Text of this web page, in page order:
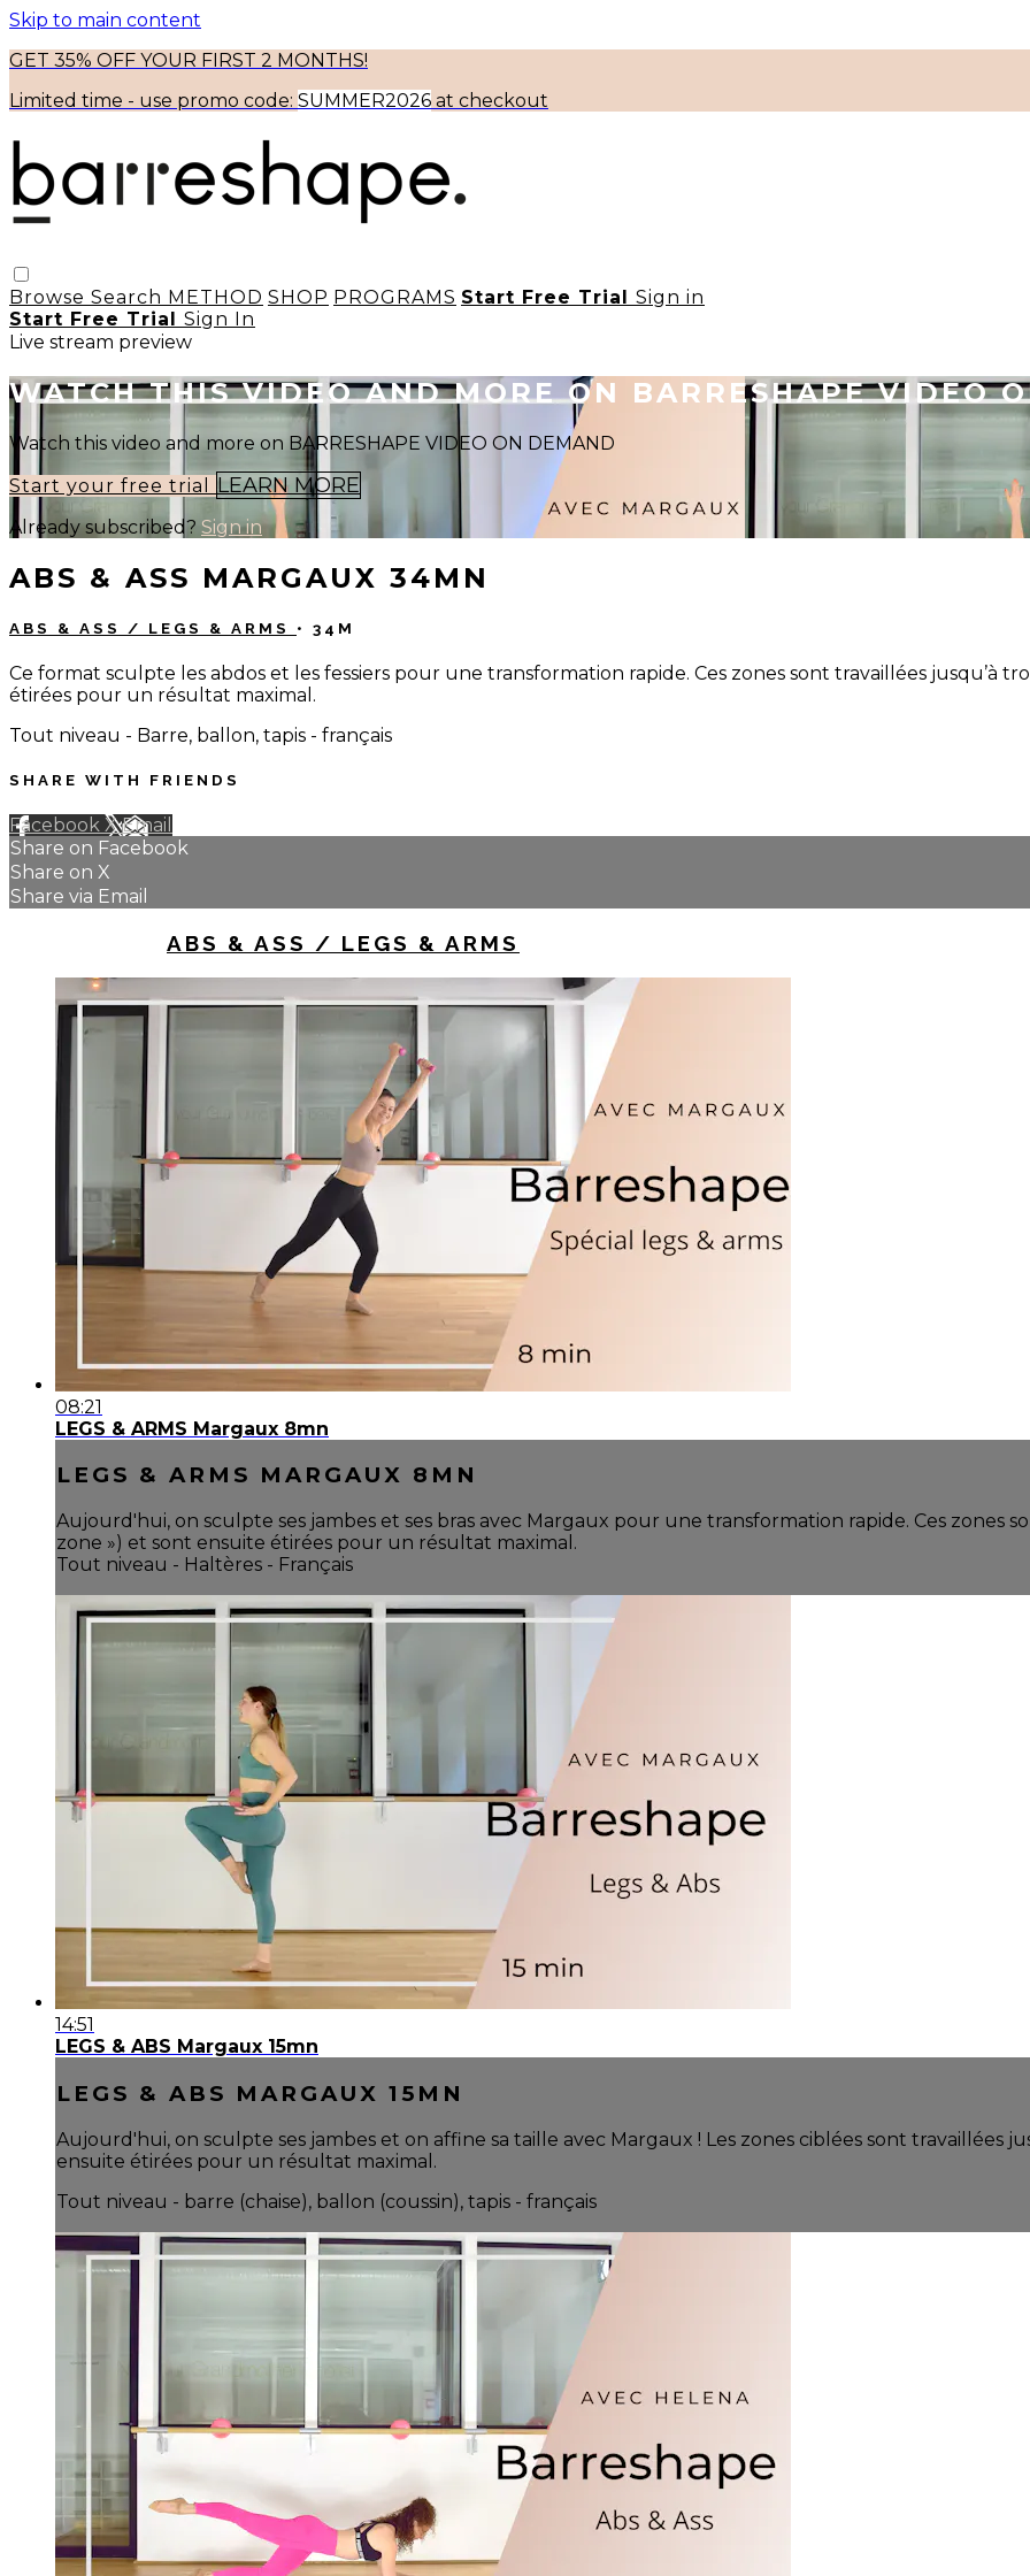
Skip to main content
GET 35% OFF YOUR FIRST 2 MONTHS!
Limited time - use promo code: SUMMER2026 at checkout
Browse Search METHOD SHOP PROGRAMS Start Free Trial Sign in
Start Free Trial Sign In
Live stream preview
WATCH THIS VIDEO AND MORE ON BARRESHAPE VIDEO
Watch this video and more on BARRESHAPE VIDEO ON DEMAND
Start your free trial LEARN MORE
Already subscribed? Sign in
ABS & ASS MARGAUX 34MN
ABS & ASS / LEGS & ARMS • 34M
Ce format sculpte les abdos et les fessiers pour une transformation rapide. Ces zones sont travaillées jusqu’à
étirées pour un résultat maximal.
Tout niveau - Barre, ballon, tapis - français
SHARE WITH FRIENDS
Facebook XEmail
Share on Facebook
Share on X
Share via Email
ABS & ASS / LEGS & ARMS
08:21
LEGS & ARMS Margaux 8mn
LEGS & ARMS MARGAUX 8MN
Aujourd'hui, on sculpte ses jambes et ses bras avec Margaux pour une transformation rapide. Ces zones
zone ») et sont ensuite étirées pour un résultat maximal.
Tout niveau - Haltères - Français
14:51
LEGS & ABS Margaux 15mn
LEGS & ABS MARGAUX 15MN
Aujourd'hui, on sculpte ses jambes et on affine sa taille avec Margaux ! Les zones ciblées sont travaillées
ensuite étirées pour un résultat maximal.
Tout niveau - barre (chaise), ballon (coussin), tapis - français